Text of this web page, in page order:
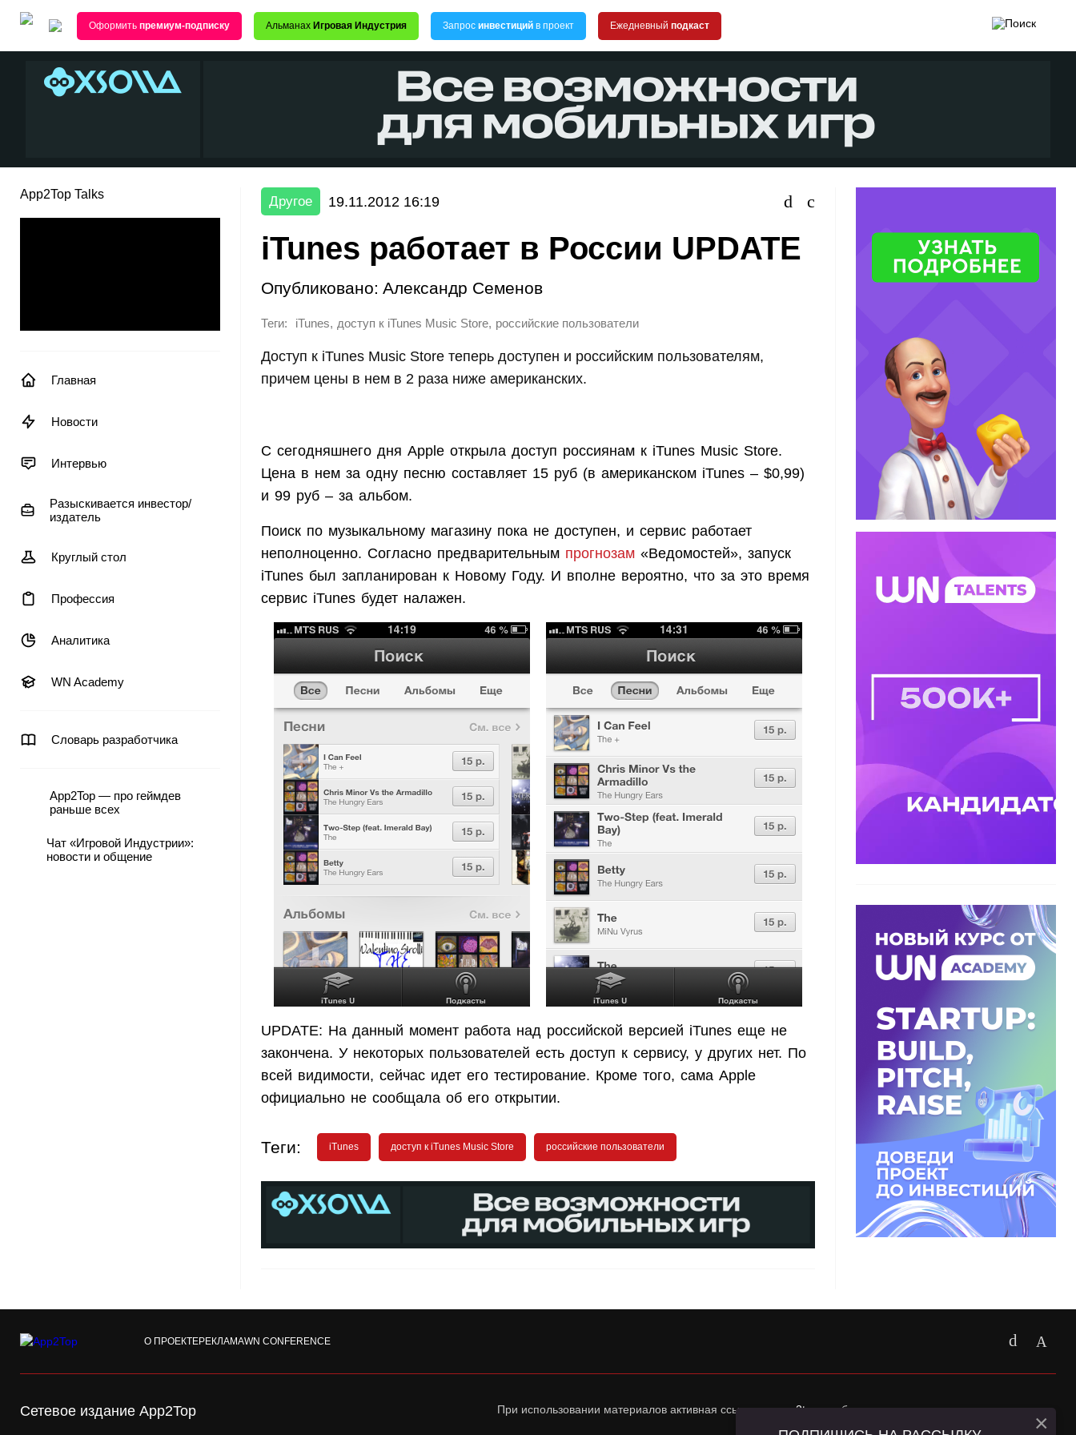
Оформить премиум-подписку Альманах Игровая Индустрия Запрос инвестиций в проект Ежедневный подкаст
App2Top Talks
Главная
Новости
Интервью
Разыскивается инвестор/
издатель
Круглый стол
Профессия
Аналитика
WN Academy
Словарь разработчика
App2Top — про геймдев
раньше всех
Чат «Игровой Индустрии»:
новости и общение
Другое 19.11.2012 16:19
iTunes работает в России UPDATE
Опубликовано: Александр Семенов
Теги: iTunes, доступ к iTunes Music Store, российские пользователи
Доступ к iTunes Music Store теперь доступен и российским пользователям,
причем цены в нем в 2 раза ниже американских.
С сегодняшнего дня Apple открыла доступ россиянам к iTunes Music Store.
Цена в нем за одну песню составляет 15 руб (в американском iTunes – $0,99)
и 99 руб – за альбом.
Поиск по музыкальному магазину пока не доступен, и сервис работает
неполноценно. Согласно предварительным прогнозам «Ведомостей», запуск
iTunes был запланирован к Новому Году. И вполне вероятно, что за это время
сервис iTunes будет налажен.
UPDATE: На данный момент работа над российской версией iTunes еще не
закончена. У некоторых пользователей есть доступ к сервису, у других нет. По
всей видимости, сейчас идет его тестирование. Кроме того, сама Apple
официально не сообщала об его открытии.
Теги: iTunes доступ к iTunes Music Store российские пользователи
О ПРОЕКТЕРЕКЛАМАWN CONFERENCE
Сетевое издание App2Top При использовании материалов активная ссылка наapp2top.ruобязательна.
×